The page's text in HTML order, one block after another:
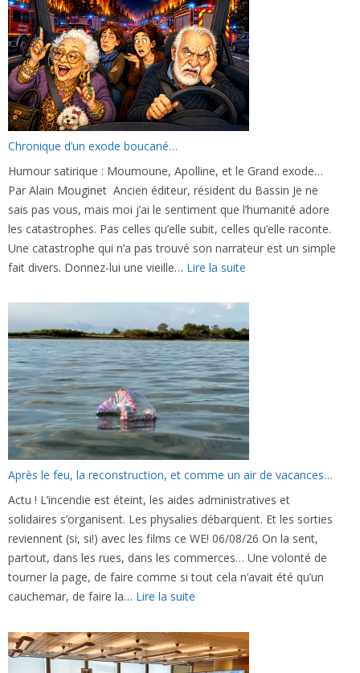
Chronique d’un exode boucané…
Humour satirique : Moumoune, Apolline, et le Grand exode…
Par Alain Mouginet Ancien éditeur, résident du Bassin Je ne
sais pas vous, mais moi j’ai le sentiment que l’humanité adore
les catastrophes. Pas celles qu’elle subit, celles qu’elle raconte.
Une catastrophe qui n’a pas trouvé son narrateur est un simple
fait divers. Donnez-lui une vieille… Lire la suite:
d’un
exode
boucané…
Après le feu, la reconstruction, et comme un air de vacances…
Actu ! L’incendie est éteint, les aides administratives et
solidaires s’organisent. Les physalies débarquent. Et les sorties
reviennent (si, si!) avec les films ce WE! 06/08/26 On la sent,
partout, dans les rues, dans les commerces… Une volonté de
tourner la page, de faire comme si tout cela n’avait été qu’un
cauchemar, de faire la… Lire la suite:
le
feu,